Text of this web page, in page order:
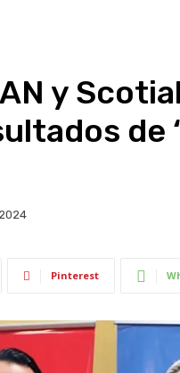
y
de
Pinterest